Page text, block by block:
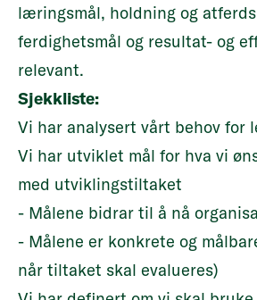
læringsmål, holdning og
ferdighetsmål og resultat- og
relevant.
Sjekkliste:
Vi har analysert vårt behov for
Vi har utviklet mål for hva vi
med utviklingstiltaket
- Målene bidrar til å nå
- Målene er konkrete og
når tiltaket skal evalueres)